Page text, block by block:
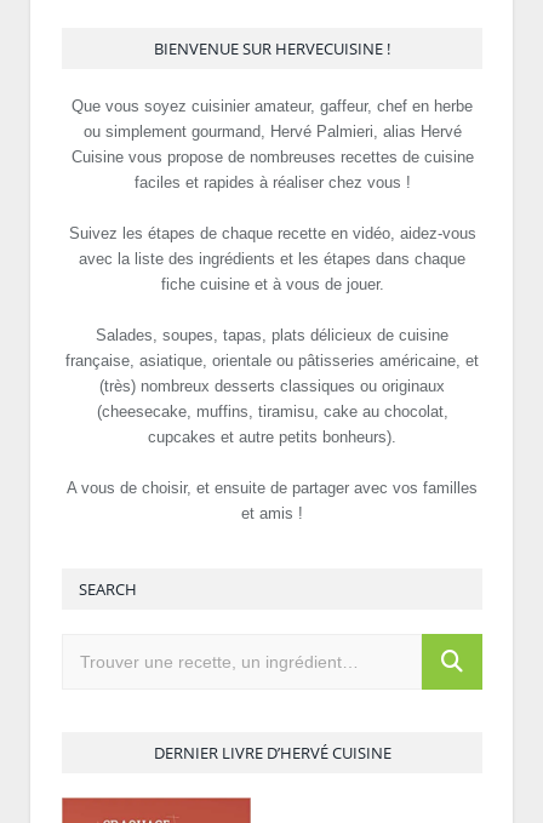
BIENVENUE SUR HERVECUISINE !
Que vous soyez cuisinier amateur, gaffeur, chef en herbe
ou simplement gourmand, Hervé Palmieri, alias Hervé
Cuisine vous propose de nombreuses recettes de cuisine
faciles et rapides à réaliser chez vous !
Suivez les étapes de chaque recette en vidéo, aidez-vous
avec la liste des ingrédients et les étapes dans chaque
fiche cuisine et à vous de jouer.
Salades, soupes, tapas, plats délicieux de cuisine
française, asiatique, orientale ou pâtisseries américaine, et
(très) nombreux desserts classiques ou originaux
(cheesecake, muffins, tiramisu, cake au chocolat,
cupcakes et autre petits bonheurs).
A vous de choisir, et ensuite de partager avec vos familles
et amis !
SEARCH
DERNIER LIVRE D’HERVÉ CUISINE